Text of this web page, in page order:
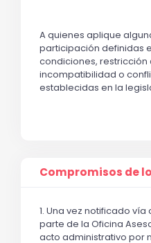
A quienes aplique
participación definidas
condiciones,
incompatibilidad o
establecidas en la
Compromisos de
1. Una vez notificado
parte de la Oficina
acto administrativo por